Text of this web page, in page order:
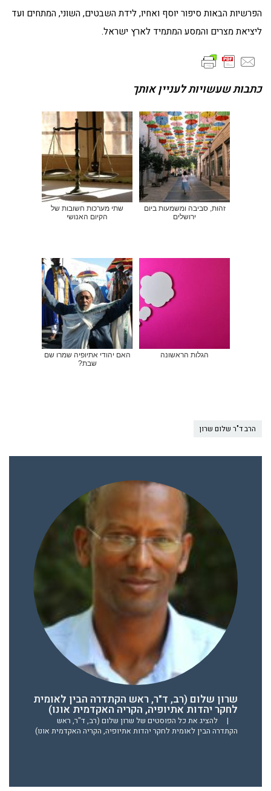
הפרשיות הבאות סיפור יוסף ואחיו, לידת השבטים, השוני, המתחים ועד
ליציאת מצרים והמסע המתמיד לארץ ישראל.
כתבות שעשויות לעניין אותך
זהות, סביבה ומשמעות ביום
ירושלים
שתי מערכות חשובות של
הקיום האנושי
הגלות הראשונה
האם יהודי אתיופיה שמרו שם
שבת?
הרב ד"ר שלום שרון
שרון שלום (רב, ד"ר, ראש הקתדרה הבין לאומית
לחקר יהדות אתיופיה, הקריה האקדמית אונו)
|
להציג את כל הפוסטים של שרון שלום (רב, ד"ר, ראש
הקתדרה הבין לאומית לחקר יהדות אתיופיה, הקריה האקדמית אונו)